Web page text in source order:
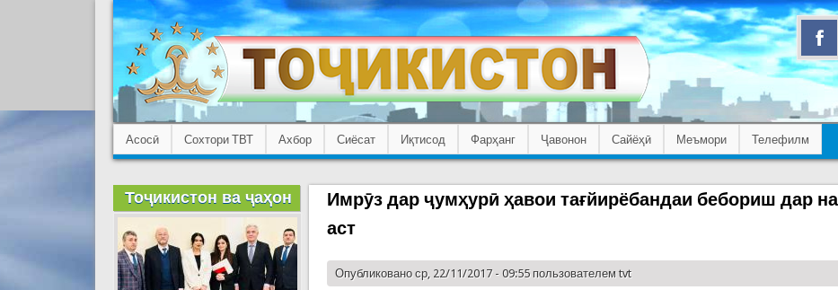
Асосӣ Сохтори ТВТ Ахбор Сиёсат Иқтисод Фарҳанг Ҷавонон Сайёҳӣ Меъмори Телефилм
Имрӯз дар ҷумҳурӣ ҳавои тағйирёбандаи бебориш дар
аст
Опубликовано ср, 22/11/2017 - 09:55 пользователемtvt
Тоҷикистон ва ҷаҳон